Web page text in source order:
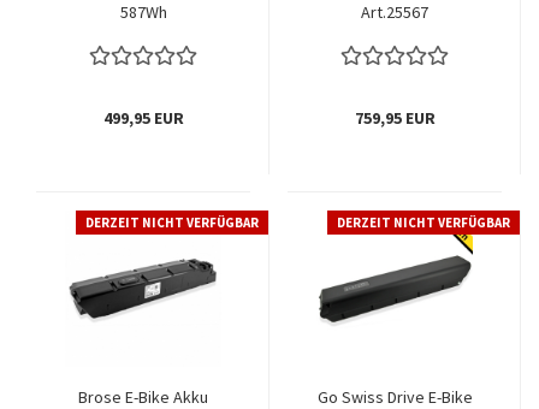
587Wh
499,95 EUR
Art.25567
759,95 EUR
DERZEIT NICHT VERFÜGBAR
Brose E-Bike Akku
DERZEIT NICHT VERFÜGBAR
Go Swiss Drive E-Bike